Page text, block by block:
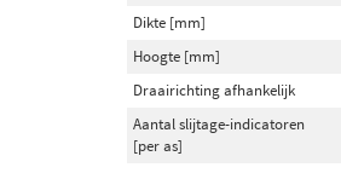
Dikte [mm]
Hoogte [mm]
Draairichting afhankelijk
Aantal slijtage-indicatoren
[per as]